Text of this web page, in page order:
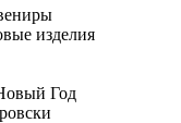
изделия
Год